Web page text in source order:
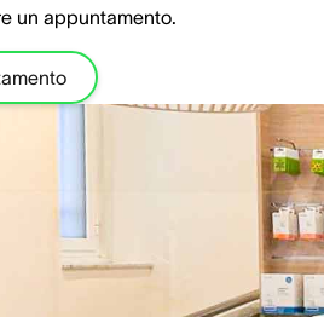
un appuntamento.